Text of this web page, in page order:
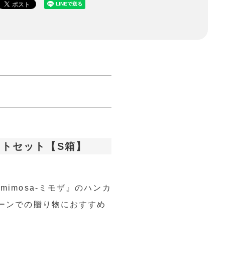
セット【S箱】
ミモザ』のハンカ
ンでの贈り物におすすめ